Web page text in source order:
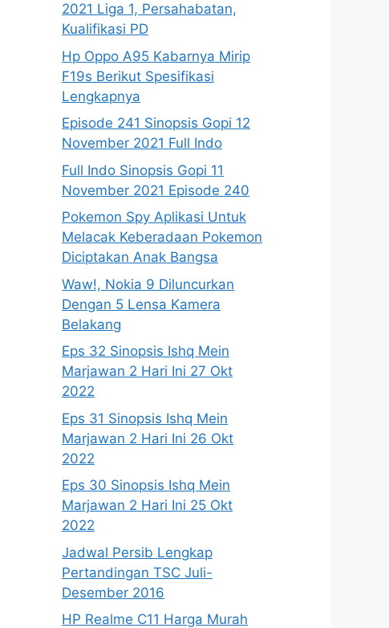
2021 Liga 1, Persahabatan,
Kualifikasi PD
Hp Oppo A95 Kabarnya Mirip
F19s Berikut Spesifikasi
Lengkapnya
Episode 241 Sinopsis Gopi 12
November 2021 Full Indo
Full Indo Sinopsis Gopi 11
November 2021 Episode 240
Pokemon Spy Aplikasi Untuk
Melacak Keberadaan Pokemon
Diciptakan Anak Bangsa
Waw!, Nokia 9 Diluncurkan
Dengan 5 Lensa Kamera
Belakang
Eps 32 Sinopsis Ishq Mein
Marjawan 2 Hari Ini 27 Okt
2022
Eps 31 Sinopsis Ishq Mein
Marjawan 2 Hari Ini 26 Okt
2022
Eps 30 Sinopsis Ishq Mein
Marjawan 2 Hari Ini 25 Okt
2022
Jadwal Persib Lengkap
Pertandingan TSC Juli-
Desember 2016
HP Realme C11 Harga Murah